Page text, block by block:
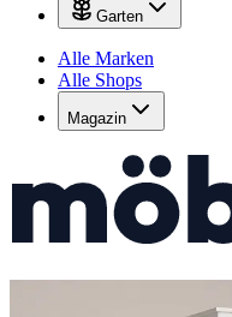
Garten
Alle Marken
Alle Shops
Magazin